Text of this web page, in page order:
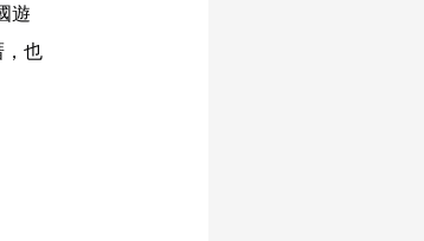
遊
，也